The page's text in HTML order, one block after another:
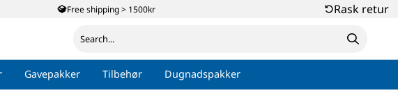
Free shipping > 1500kr Rask retur
Gavepakker Tilbehør Dugnadspakker